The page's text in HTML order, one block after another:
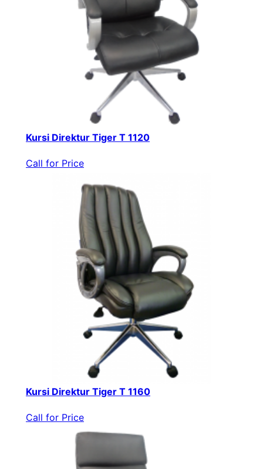
Kursi Direktur Tiger T 1120
Call for Price
Kursi Direktur Tiger T 1160
Call for Price